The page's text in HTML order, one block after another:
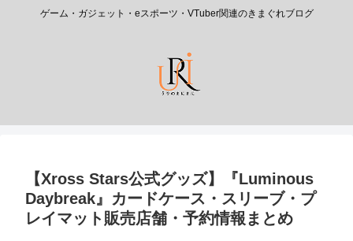
ゲーム・ガジェット・eスポーツ・VTuber関連のきまぐれブログ
【Xross Stars公式グッズ】『Luminous
Daybreak』カードケース・スリーブ・プ
レイマット販売店舗・予約情報まとめ